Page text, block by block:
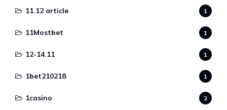
11.12 article 1
11Mostbet 1
12-14.11 1
1bet210218 1
1casino 2